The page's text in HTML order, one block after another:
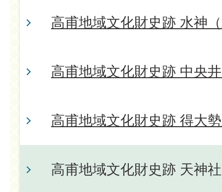
高甫地域文化財史跡 水神
高甫地域文化財史跡 中央
高甫地域文化財史跡 得大
高甫地域文化財史跡 天神